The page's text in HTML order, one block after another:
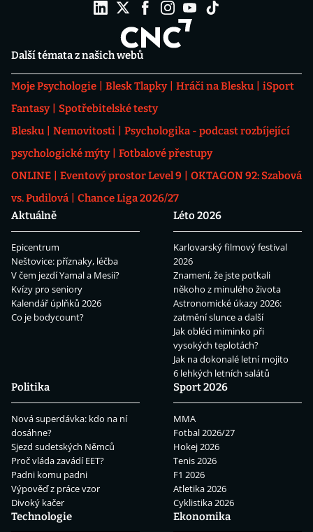
Další témata z našich webů
Moje Psychologie Blesk Tlapky Hráči na Blesku
iSport
Fantasy
Spotřebitelské testy
Blesku
Nemovitosti
Psychologika - podcast rozbíjející
psychologické mýty
Fotbalové přestupy
ONLINE
Eventový prostor Level 9
OKTAGON 92: Szabová
vs. Pudilová
Chance Liga 2026/27
Aktuálně
Epicentrum
Neštovice: příznaky, léčba
V čem jezdí Yamal a Mesii?
Kvízy pro seniory
Kalendář úplňků 2026
Co je bodycount?
Léto 2026
Karlovarský filmový festival
2026
Znamení, že jste potkali
někoho z minulého života
Astronomické úkazy 2026:
zatmění slunce a další
Jak obléci miminko při
vysokých teplotách?
Jak na dokonalé letní mojito
6 lehkých letních salátů
Politika
Nová superdávka: kdo na ní
dosáhne?
Sjezd sudetských Němců
Proč vláda zavádí EET?
Padni komu padni
Výpověď z práce vzor
Divoký kačer
Sport 2026
MMA
Fotbal 2026/27
Hokej 2026
Tenis 2026
F1 2026
Atletika 2026
Cyklistika 2026
Technologie
Ekonomika